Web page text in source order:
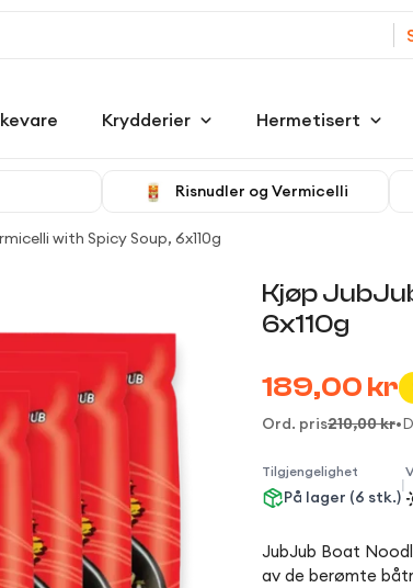
Krydderier Hermetisert
Risnudler og Vermicelli
with Spicy Soup, 6x110g
Kjøp
6x110g
189,00 kr
Ord. pris210,00 kr•
Tilgjengelighet
På lager (6 stk.)
|
JubJub Boat
av de berømte